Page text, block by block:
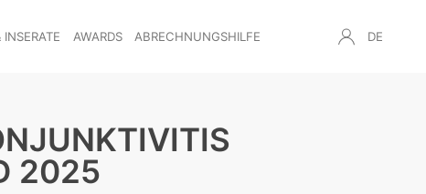
AWARDS ABRECHNUNGSHILFE DE
2025